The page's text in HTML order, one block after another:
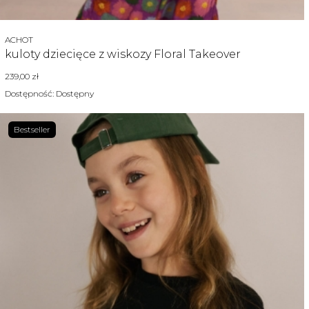
kuloty dziecięce z wiskozy Floral Takeover
Producent
ACHOT
Cena
239,00 zł
Dostępność: Dostępny
Bestseller